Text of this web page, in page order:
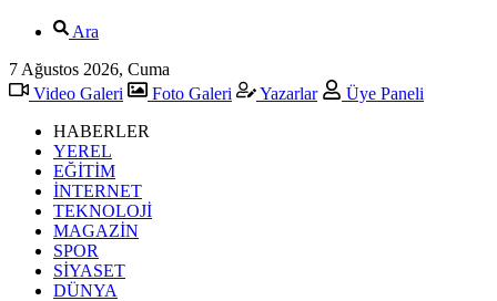
Ara
7 Ağustos 2026, Cuma
Video Galeri
Foto Galeri Yazarlar
Üye Paneli
HABERLER
YEREL
EĞİTİM
İNTERNET
TEKNOLOJİ
MAGAZİN
SPOR
SİYASET
DÜNYA